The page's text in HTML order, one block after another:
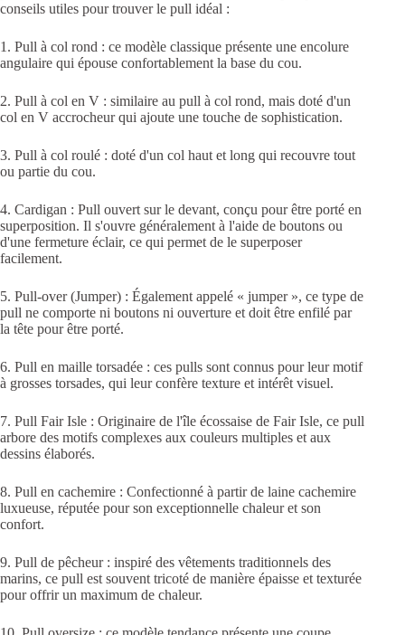
conseils utiles pour trouver le pull idéal :
1. Pull à col rond : ce modèle classique présente une encolure
angulaire qui épouse confortablement la base du cou.
2. Pull à col en V : similaire au pull à col rond, mais doté d'un
col en V accrocheur qui ajoute une touche de sophistication.
3. Pull à col roulé : doté d'un col haut et long qui recouvre tout
ou partie du cou.
4. Cardigan : Pull ouvert sur le devant, conçu pour être porté en
superposition. Il s'ouvre généralement à l'aide de boutons ou
d'une fermeture éclair, ce qui permet de le superposer
facilement.
5. Pull-over (Jumper) : Également appelé « jumper », ce type de
pull ne comporte ni boutons ni ouverture et doit être enfilé par
la tête pour être porté.
6. Pull en maille torsadée : ces pulls sont connus pour leur motif
à grosses torsades, qui leur confère texture et intérêt visuel.
7. Pull Fair Isle : Originaire de l'île écossaise de Fair Isle, ce pull
arbore des motifs complexes aux couleurs multiples et aux
dessins élaborés.
8. Pull en cachemire : Confectionné à partir de laine cachemire
luxueuse, réputée pour son exceptionnelle chaleur et son
confort.
9. Pull de pêcheur : inspiré des vêtements traditionnels des
marins, ce pull est souvent tricoté de manière épaisse et texturée
pour offrir un maximum de chaleur.